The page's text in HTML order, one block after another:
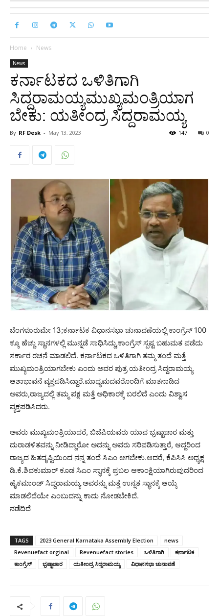
Home News
News
ಕರ್ನಾಟಕದ ಒಳಿತಿಗಾಗಿ
ಸಿದ್ದರಾಮಯ್ಯಮುಖ್ಯಮಂತ್ರಿಯಾಗ
ಬೇಕು: ಯತೀಂದ್ರ ಸಿದ್ದರಾಮಯ್ಯ
By RF Desk - May 13, 2023 0
147
ಬೆಂಗಳೂರುಮೇ 13;ಕರ್ನಾಟಕ ವಿಧಾನಸಭಾ ಚುನಾವಣೆಯಲ್ಲಿ ಕಾಂಗ್ರೆಸ್ 100
ಕ್ಕೂ ಹೆಚ್ಚು ಸ್ಥಾನಗಳಲ್ಲಿ ಮುನ್ನಡೆ ಸಾಧಿಸಿದ್ದು,ಕಾಂಗ್ರೆಸ್ ಸ್ಪಷ್ಟ ಬಹುಮತ ಪಡೆದು
ಸರ್ಕಾರ ರಚನೆ ಮಾಡಲಿದೆ. ಕರ್ನಾಟಕದ ಒಳಿತಿಗಾಗಿ ತಮ್ಮ ತಂದೆ ಮತ್ತೆ
ಮುಖ್ಯಮಂತ್ರಿಯಾಗಬೇಕು ಎಂದು ಅವರ ಪುತ್ರ ಯತೀಂದ್ರ ಸಿದ್ದರಾಮಯ್ಯ
ಆಶಾಭಾವನೆ ವ್ಯಕ್ತಪಡಿಸಿದ್ದಾರೆ.ಮಾಧ್ಯಮದವರೊಂದಿಗೆ ಮಾತನಾಡಿದ
ಅವರು,ರಾಜ್ಯದಲ್ಲಿ ತಮ್ಮ ಪಕ್ಷ ಮತ್ತೆ ಅಧಿಕಾರಕ್ಕೆ ಬರಲಿದೆ ಎಂದು ವಿಶ್ವಾಸ
ವ್ಯಕ್ತಪಡಿಸಿದರು.
ಅವರು ಮುಖ್ಯಮಂತ್ರಿಯಾದರೆ, ಬಿಜೆಪಿಯವರು ಯಾವ ಭ್ರಷ್ಟಾಚಾರ ಮತ್ತು
ದುರಾಡಳಿತವನ್ನು ನೀಡಿದ್ದಾರೋ ಅದನ್ನು ಅವರು ಸರಿಪಡಿಸುತ್ತಾರೆ, ಆದ್ದರಿಂದ
ರಾಜ್ಯದ ಹಿತದೃಷ್ಟಿಯಿಂದ ನನ್ನ ತಂದೆ ಸಿಎಂ ಆಗಬೇಕು.ಆದರೆ, ಕೆಪಿಸಿಸಿ ಅಧ್ಯಕ್ಷ
ಡಿ.ಕೆ.ಶಿವಕುಮಾರ್ ಕೂಡ ಸಿಎಂ ಸ್ಥಾನಕ್ಕೆ ಪ್ರಬಲ ಆಕಾಂಕ್ಷಿಯಾಗಿರುವುದರಿಂದ
ಹೈಕಮಾಂಡ್ ಸಿದ್ದರಾಮಯ್ಯ ಅವರನ್ನು ಮತ್ತೆ ಉನ್ನತ ಸ್ಥಾನಕ್ಕೆ ಆಯ್ಕೆ
ಮಾಡಲಿದೆಯೇ ಎಂಬುದನ್ನು ಕಾದು ನೋಡಬೇಕಿದೆ.
ನಡೆದಿದೆ
TAGS 2023 General Karnataka Assembly Election
news
Revenuefact orginal
Revenuefact stories ಒಳಿತಿಗಾಗಿ
ಕರ್ನಾಟಕ
ಕಾಂಗ್ರೆಸ್
ಭ್ರಷ್ಟಾಚಾರ ಯತೀಂದ್ರ ಸಿದ್ದರಾಮಯ್ಯ ವಿಧಾನಸಭಾ ಚುನಾವಣೆ